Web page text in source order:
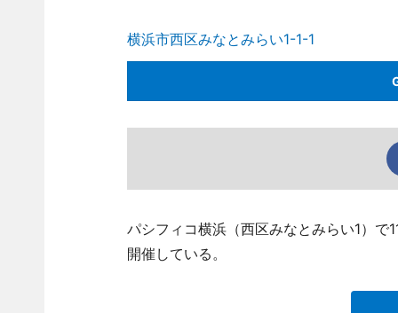
横浜市西区みなとみらい1-1-1
パシフィコ横浜（西区みなとみらい1）
開催している。